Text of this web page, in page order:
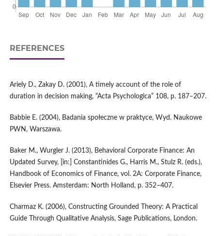
REFERENCES
Ariely D., Zakay D. (2001), A timely account of the role of
duration in decision making, “Acta Psychologica” 108, p. 187–207.
Babbie E. (2004), Badania społeczne w praktyce, Wyd. Naukowe
PWN, Warszawa.
Baker M., Wurgler J. (2013), Behavioral Corporate Finance: An
Updated Survey, [in:] Constantinides G., Harris M., Stulz R. (eds.),
Handbook of Economics of Finance, vol. 2A: Corporate Finance,
Elsevier Press. Amsterdam: North Holland, p. 352–407.
Charmaz K. (2006), Constructing Grounded Theory: A Practical
Guide Through Qualitative Analysis, Sage Publications, London.